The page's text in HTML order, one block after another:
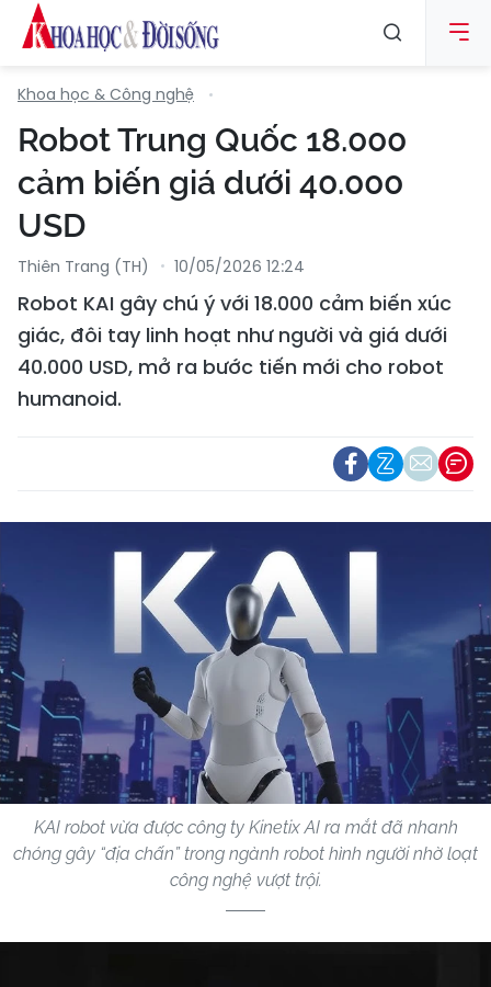
Khoa học & Công nghệ
Robot Trung Quốc 18.000
cảm biến giá dưới 40.000
USD
Thiên Trang (TH) 10/05/2026 12:24
Robot KAI gây chú ý với 18.000 cảm biến xúc
giác, đôi tay linh hoạt như người và giá dưới
40.000 USD, mở ra bước tiến mới cho robot
humanoid.
KAI robot vừa được công ty Kinetix AI ra mắt đã nhanh
chóng gây “địa chấn” trong ngành robot hình người nhờ loạt
công nghệ vượt trội.